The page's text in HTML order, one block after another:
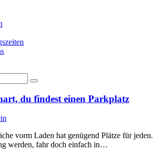
du findest einen Parkplatz
vorm Laden hat genügend Plätze für jeden.
werden, fahr doch einfach in…